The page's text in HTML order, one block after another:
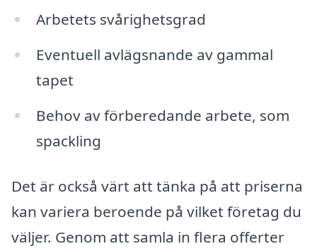
Arbetets svårighetsgrad
Eventuell avlägsnande av gammal
tapet
Behov av förberedande arbete, som
spackling
Det är också värt att tänka på att priserna
kan variera beroende på vilket företag du
väljer. Genom att samla in flera offerter